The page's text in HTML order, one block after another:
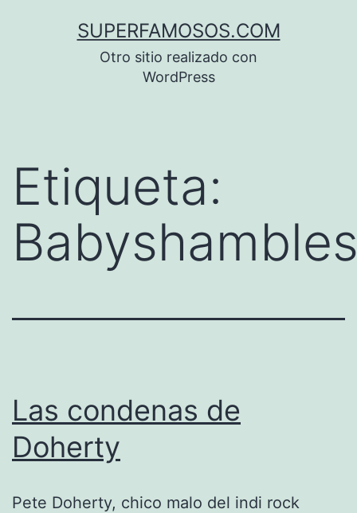
SUPERFAMOSOS.COM
Otro sitio realizado con
WordPress
Etiqueta:
Las condenas de
Doherty
Pete Doherty, chico malo del indi rock